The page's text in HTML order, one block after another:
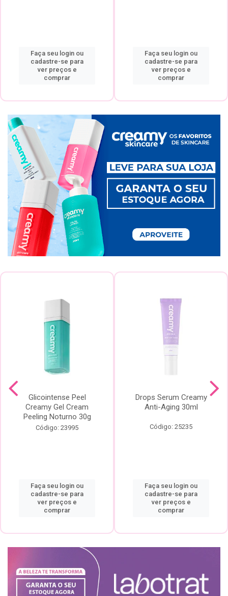
Faça seu login ou
cadastre-se para
ver preços e
comprar
Faça seu login ou
cadastre-se para
ver preços e
comprar
Glicointense Peel
Creamy Gel Cream
Peeling Noturno 30g
Código: 23995
Faça seu login ou
cadastre-se para
ver preços e
comprar
Drops Serum Creamy
Anti-Aging 30ml
Código: 25235
Faça seu login ou
cadastre-se para
ver preços e
comprar